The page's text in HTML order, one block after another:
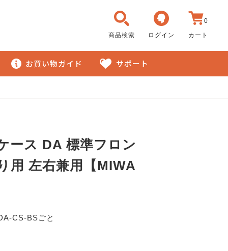
商品検索 ログイン
0
カート
お買い物ガイド サポート
ース DA 標準フロン
用 左右兼用【MIWA
CS-BSごと